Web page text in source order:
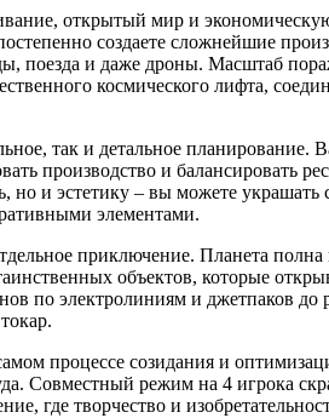
открытый мир и
создаете сложнейшие
поезда и даже дроны. Масштаб
космического лифта,
так и детальное планирование.
производство и балансировать
но и эстетику – вы можете
элементами.
приключение. Планета
объектов, которые
по электролиниям и джетпаков до
процессе созидания и
Совместный режим на 4 игрока
где творчество и